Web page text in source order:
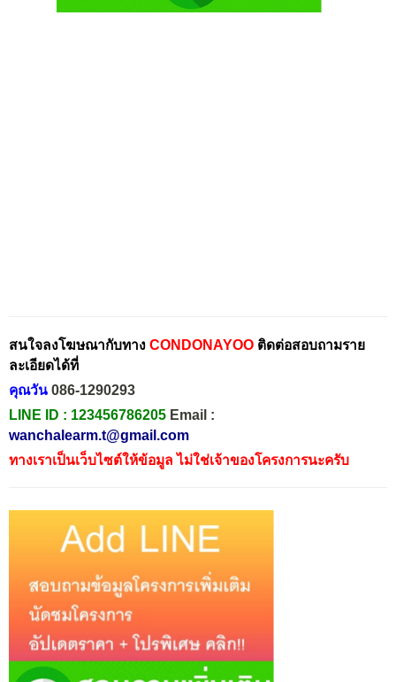
สนใจลงโฆษณากับทาง CONDONAYOO ติดต่อสอบถามราย
ละเอียดได้ที่
คุณวัน 086-1290293
LINE ID : 123456786205 Email :
wanchalearm.t@gmail.com
ทางเราเป็นเว็บไซต์ให้ข้อมูล ไม่ใช่เจ้าของโครงการนะครับ